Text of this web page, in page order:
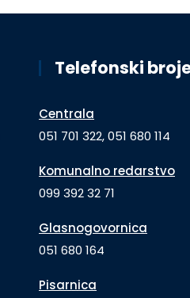
Telefonski
Centrala
051 701 322, 051 680 114
Komunalno redarstvo
099 392 32 71
Glasnogovornica
051 680 164
Pisarnica